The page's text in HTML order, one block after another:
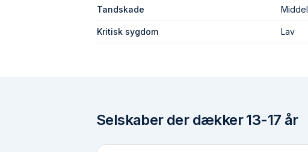
Tandskade Middel
Kritisk sygdom Lav
Selskaber der dækker13-17 år